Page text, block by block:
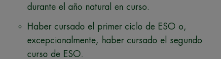
durante el año natural en curso.
Haber cursado el primer ciclo de ESO o,
excepcionalmente, haber cursado el segundo
curso de ESO.